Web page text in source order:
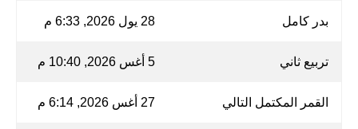
بدر كامل 28 يول 2026, 6:33 م
تربيع ثاني 5 أغس 2026, 10:40 م
القمر المكتمل التالي 27 أغس 2026, 6:14 م